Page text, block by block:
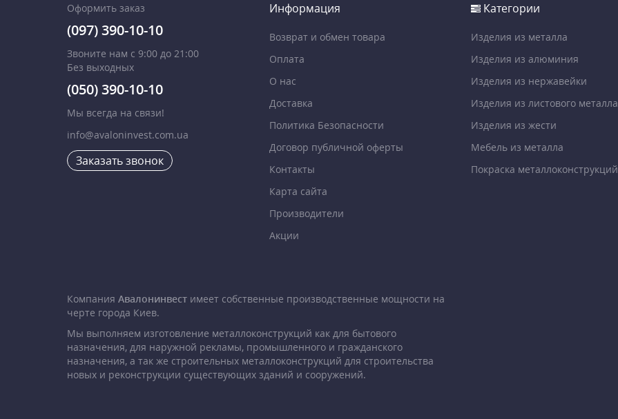
Оформить заказ
(097) 390-10-10
Звоните нам с 9:00 до 21:00
Без выходных
(050) 390-10-10
Мы всегда на связи!
info@avaloninvest.com.ua
Заказать звонок
Информация
Возврат и обмен товара
Оплата
О нас
Доставка
Политика Безопасности
Договор публичной оферты
Контакты
Карта сайта
Производители
Акции
Категории
Изделия из металла
Изделия из алюминия
Изделия из нержавейки
Изделия из листового металла
Изделия из жести
Мебель из металла
Покраска металлоконструкций
Компания Авалонинвест имеет собственные производственные мощности на
черте города Киев.
Мы выполняем изготовление металлоконструкций как для бытового
назначения, для наружной рекламы, промышленного и гражданского
назначения, а так же строительных металлоконструкций для строительства
новых и реконструкции существующих зданий и сооружений.